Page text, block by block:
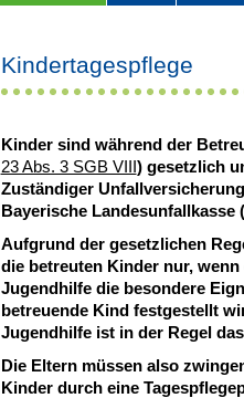
Kindertagespflege
Kinder sind während der
23 Abs. 3 SGB VIII) gesetzlich
Zuständiger
Bayerische Landesunfallkasse
Aufgrund der gesetzlichen
die betreuten Kinder nur,
Jugendhilfe die besondere
betreuende Kind festgestellt
Jugendhilfe ist in der Regel
Die Eltern müssen also
Kinder durch eine